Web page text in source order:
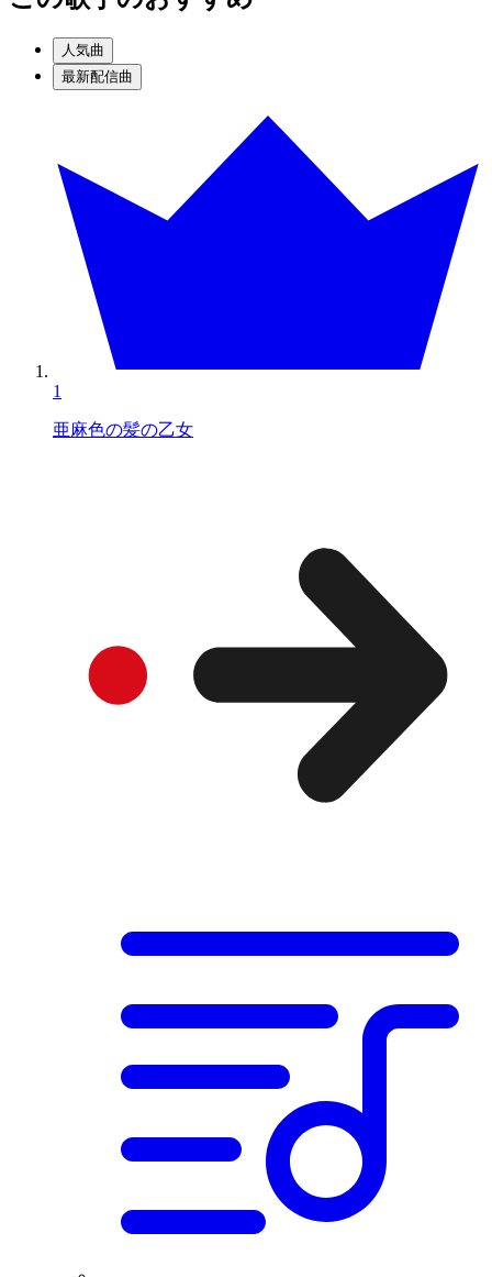
人気曲
最新配信曲
1
亜麻色の髪の乙女